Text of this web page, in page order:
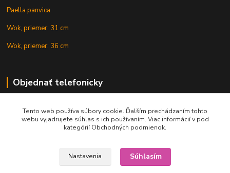
Paella panvica
Wok, priemer: 31 cm
Wok, priemer: 36 cm
Objednať telefonicky
+421 902 212 007
Tento web používa súbory cookie. Ďalším prechádzaním tohto
webu vyjadrujete súhlas s ich používaním. Viac informácií v pod
kategórií Obchodných podmienok.
Nastavenia Súhlasím